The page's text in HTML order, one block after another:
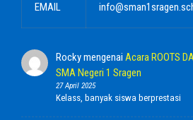
EMAIL
Rockymengenai Acara ROOTS
SMA Negeri 1 Sragen
27 April 2025
Kelass, banyak siswa berprestasi